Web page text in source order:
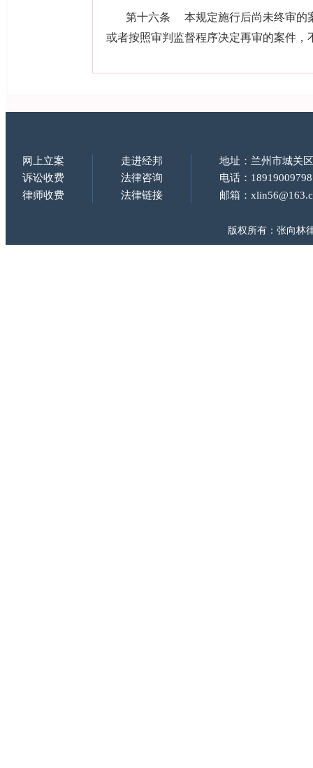
第十六条
本规定施行后尚未终审的
或者按照审判监督程序决定再审的案件，
网上立案 走进经邦
地址：兰州市城关
诉讼收费
法律咨询
电话：18919009798
律师收费
法律链接 邮箱：
版权所有：张向林